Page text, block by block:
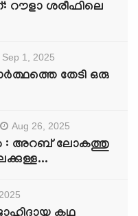
റൗളാ ശരീഫിലെ
Sep 1, 2025
തേടി ഒരു
Aug 26, 2025
: അറബ് ലോകത്തു